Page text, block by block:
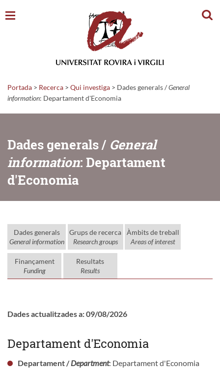
Portada > Recerca > Qui investiga > Dades generals /General
information: Departament d'Economia
Dades generals / General
information: Departament
d'Economia
Dades generals
General information
Grups de recerca
Research groups
Àmbits de treball
Areas of interest
Finançament
Funding
Resultats
Results
Dades actualitzades a: 09/08/2026
Departament d'Economia
Departament /Department: Departament d'Economia